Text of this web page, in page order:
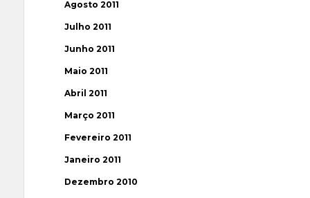
Agosto 2011
Julho 2011
Junho 2011
Maio 2011
Abril 2011
Março 2011
Fevereiro 2011
Janeiro 2011
Dezembro 2010